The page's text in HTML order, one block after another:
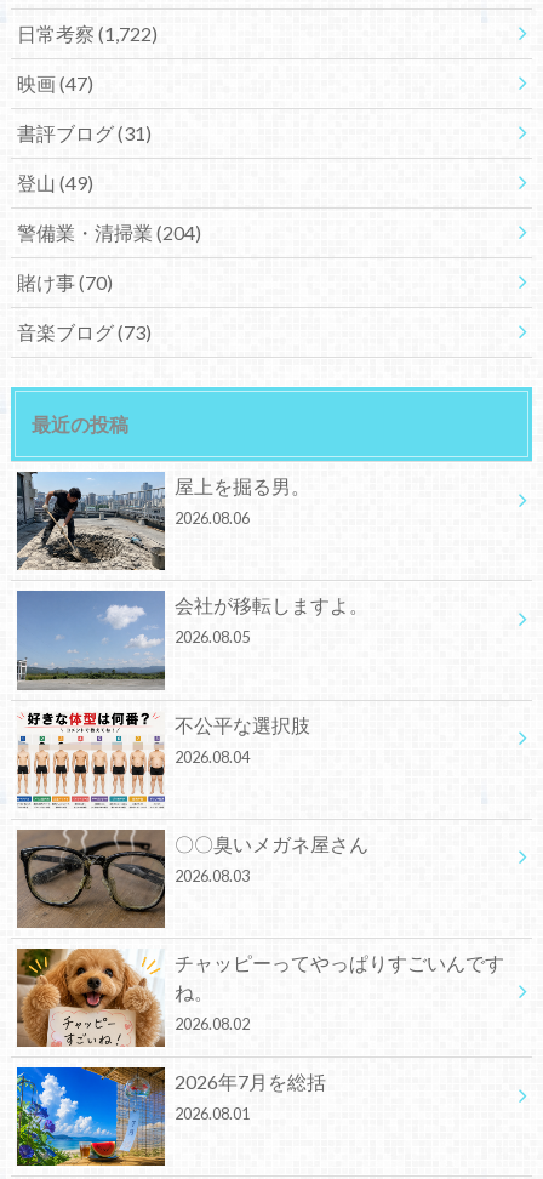
日常考察 (1,722)
映画(47)
書評ブログ(31)
登山 (49)
警備業・清掃業 (204)
賭け事(70)
音楽ブログ(73)
最近の投稿
屋上を掘る男。
2026.08.06
会社が移転しますよ。
2026.08.05
不公平な選択肢
2026.08.04
〇〇臭いメガネ屋さん
2026.08.03
チャッピーってやっぱりすごいんです
ね。
2026.08.02
2026年7月を総括
2026.08.01